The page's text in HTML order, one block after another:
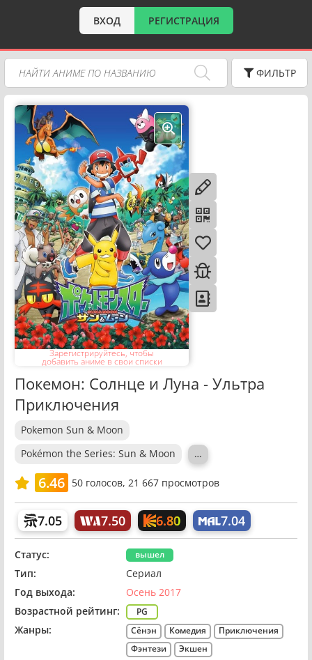
ВХОД РЕГИСТРАЦИЯ
ФИЛЬТР
Зарегистрируйтесь, чтобы
добавить аниме в свои списки
Покемон: Солнце и Луна - Ультра
Приключения
Pokemon Sun & Moon
Pokémon the Series: Sun & Moon
…
6.46 50голосов, 21 667 просмотров
7.05 7.50 6.80 7.04
Статус: вышел
Тип:
Сериал
Год выхода:
Осень 2017
Возрастной рейтинг:
PG
Жанры: Сёнэн Комедия
Приключения
Фэнтези
Экшен